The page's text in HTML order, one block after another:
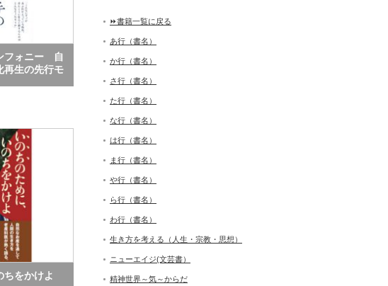
フォニー 自
再生の先行モ
ちをかけよ
⏩書籍一覧に戻る
あ行（書名）
か行（書名）
さ行（書名）
た行（書名）
な行（書名）
は行（書名）
ま行（書名）
や行（書名）
ら行（書名）
わ行（書名）
生き方を考える（人生・宗教・思想）
ニューエイジ(文芸書）
精神世界～気～からだ